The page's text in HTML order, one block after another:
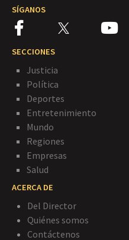
SÍGANOS
SECCIONES
Justicia
Política
Deportes
Entretenimiento
Mundo
Regiones
Empresas
Salud
ACERCA DE
Del Director
Quiénes somos
Contáctenos